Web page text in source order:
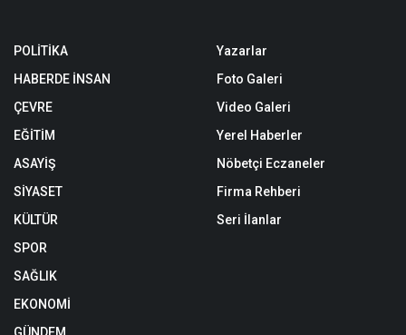
yıl Darende’de düzenlenen Hıdırellez Şenliği,
renkli görüntüler ve yoğun katılımla
gerçekleştirildi. Hedik ikramı, yumurta
gösterileri ile geleneksel ritüellerin
yaşatıldığı etkinlikte vatandaşlar doyasıya
eğlendi.